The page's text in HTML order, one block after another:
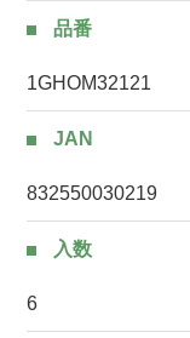
品番
1GHOM32121
JAN
832550030219
入数
6